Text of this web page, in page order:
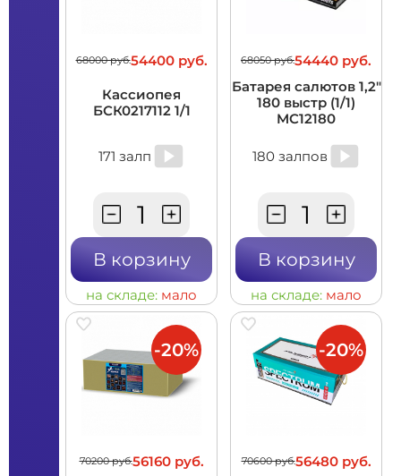
68000 руб.54400 руб.
Кассиопея
БСК0217112 1/1
171 залп
В корзину
на складе: мало
68050 руб.54440 руб.
Батарея салютов 1,2"
180 выстр (1/1)
MC12180
180 залпов
В корзину
на складе: мало
70200 руб.56160 руб.
-20%
70600 руб.56480 руб.
-20%